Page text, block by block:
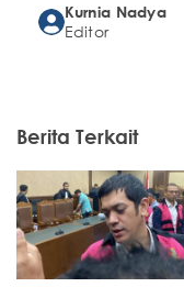
Kurnia Nadya
Editor
Berita Terkait